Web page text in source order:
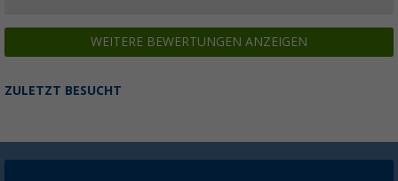
WEITERE BEWERTUNGEN ANZEIGEN
ZULETZT BESUCHT